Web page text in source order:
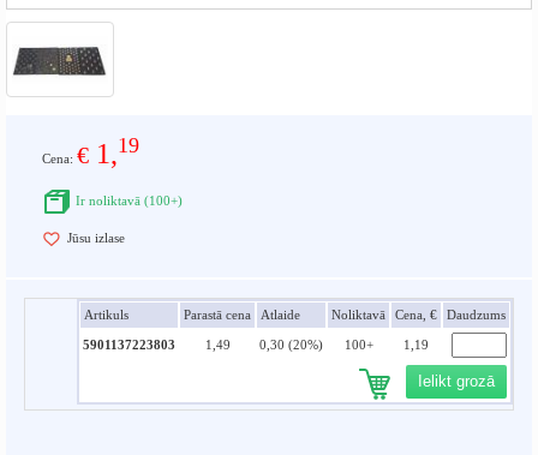
Cena: € 1,19
Ir noliktavā (100+)
Jūsu izlase
Artikuls Parastā cena Atlaide Noliktavā Cena, € Daudzums
5901137223803 1,49 0,30 (20%) 100+ 1,19
Ielikt grozā